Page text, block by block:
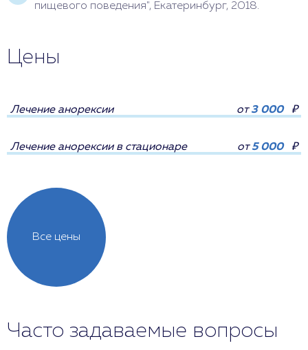
пищевого поведения", Екатеринбург, 2018.
Цены
Все цены
Лечение анорексии от3 000 ₽
Лечение анорексии в стационаре от5 000 ₽
Часто задаваемые вопросы